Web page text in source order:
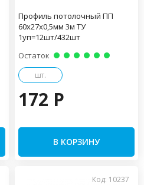
Профиль потолочный ПП
60х27х0,5мм 3м ТУ
1уп=12шт/432шт
Остаток
шт.
172 P
В КОРЗИНУ
Код: 10237